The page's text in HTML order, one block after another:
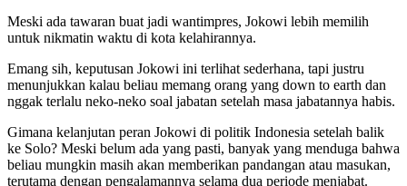
Meski ada tawaran buat jadi wantimpres, Jokowi lebih memilih
untuk nikmatin waktu di kota kelahirannya.
Emang sih, keputusan Jokowi ini terlihat sederhana, tapi justru
menunjukkan kalau beliau memang orang yang down to earth dan
nggak terlalu neko-neko soal jabatan setelah masa jabatannya habis.
Gimana kelanjutan peran Jokowi di politik Indonesia setelah balik
ke Solo? Meski belum ada yang pasti, banyak yang menduga bahwa
beliau mungkin masih akan memberikan pandangan atau masukan,
terutama dengan pengalamannya selama dua periode menjabat.